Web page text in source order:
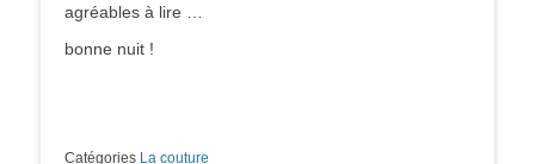
agréables à lire …
bonne nuit !
Catégories La couture